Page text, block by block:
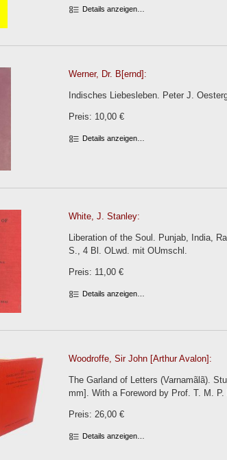
Details anzeigen…
Werner, Dr. B[ernd]:
Indisches Liebesleben. Peter J.
Preis: 10,00 €
Details anzeigen…
White, J. Stanley:
Liberation of the Soul. Punjab, India,
S., 4 Bl. OLwd. mit OUmschl.
Preis: 11,00 €
Details anzeigen…
Woodroffe, Sir John [Arthur Avalon]:
The Garland of Letters (Varnamãlã).
mm]. With a Foreword by Prof. T. M.
Preis: 26,00 €
Details anzeigen…